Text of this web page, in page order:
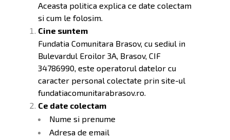
Aceasta politica explica ce date colectam
si cum le folosim.
Cine suntem
Fundatia Comunitara Brasov, cu sediul in
Bulevardul Eroilor 3A, Brasov, CIF
34786990, este operatorul datelor cu
caracter personal colectate prin site-ul
fundatiacomunitarabrasov.ro.
Ce date colectam
Nume si prenume
Adresa de email